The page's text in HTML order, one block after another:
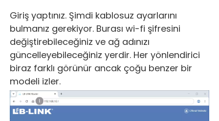
Giriş yaptınız. Şimdi kablosuz ayarlarını
bulmanız gerekiyor. Burası wi-fi şifresini
değiştirebileceğiniz ve ağ adınızı
güncelleyebileceğiniz yerdir. Her yönlendirici
biraz farklı görünür ancak çoğu benzer bir
modeli izler.